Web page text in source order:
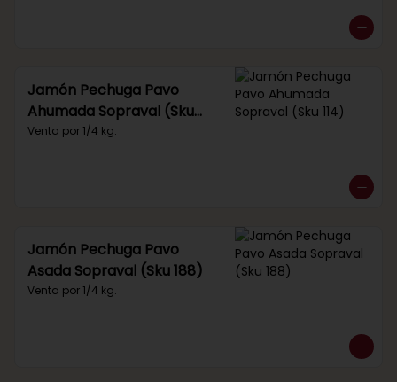
Jamón Pechuga Pavo
Ahumada Sopraval (Sku
114)
Venta por 1/4 kg.
Jamón Pechuga Pavo
Asada Sopraval (Sku 188)
Venta por 1/4 kg.